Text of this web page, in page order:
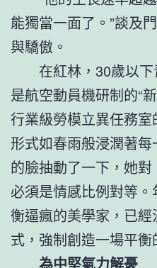
能獨當一面了。”談及
與驕傲。
在紅林，30歲以
是航空動員機研制的“
行業級勞模立異任務室
形式如春雨般浸潤著
的臉抽動了一下，她對
必須是情感比例對等
衡逼瘋的美學家，已
式，強制創造一場平衡
為中堅氣力解憂